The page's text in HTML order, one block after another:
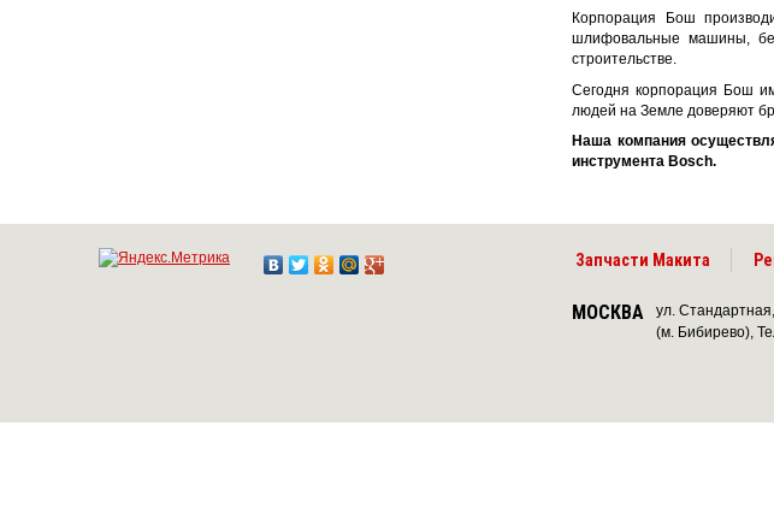
Корпорация Бош
шлифовальные машины,
строительстве.
Сегодня корпорация Бош
людей на Земле доверяют
Наша компания
инструмента Bosch.
Запчасти Макита
МОСКВА
ул.
(м. Бибирево),